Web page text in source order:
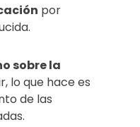
por
sobre la
lo que hace es
de las